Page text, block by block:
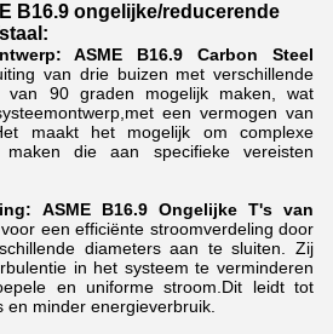
B16.9 ongelijke/reducerende
ASME B16.9 Carbon Steel
van drie buizen met verschillende
90 graden mogelijk maken, wat
een vermogen van
maakt het mogelijk om complexe
maken die aan specifieke vereisten
ASME B16.9 Ongelijke T's van
een efficiënte stroomverdeling door
diameters aan te sluiten. Zij
in het systeem te verminderen
en uniforme stroom.Dit leidt tot
minder energieverbruik.